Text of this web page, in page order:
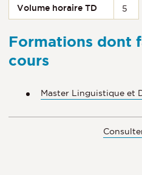
Volume horaire TD 5
Formations dont
cours
Master Linguistique et